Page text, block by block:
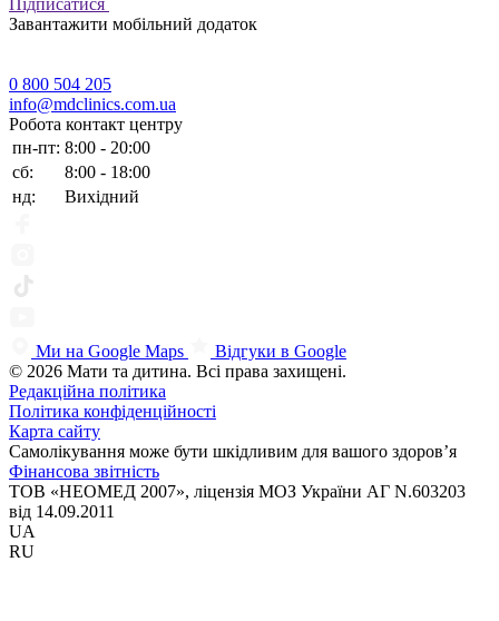
Підписатися
Завантажити мобільний додаток
0 800 504 205
info@mdclinics.com.ua
Робота контакт центру
пн-пт: 8:00 - 20:00
сб:
8:00 - 18:00
нд:
Вихідний
Ми на Google Maps
Відгуки в Google
© 2026 Мати та дитина. Всі права захищені.
Редакційна політика
Політика конфіденційності
Карта сайту
Самолікування може бути шкідливим для вашого здоров’я
Фінансова звітність
ТОВ «НЕОМЕД 2007», ліцензія МОЗ України АГ N.603203
від 14.09.2011
UA
RU